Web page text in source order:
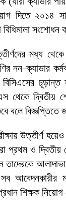
দিতে
সংশোধন
মধ্য
নন-ক্যাডার
থেকে দ্বিতীয়
বলে বিজ্ঞপ্তিতে
উত্তীর্ণ হয়েও
প্রথম ও দ্বিতীয়
তাদেরকে
আবেদনকারীর
শিক্ষক